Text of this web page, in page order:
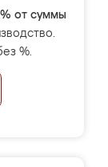
от суммы
%.